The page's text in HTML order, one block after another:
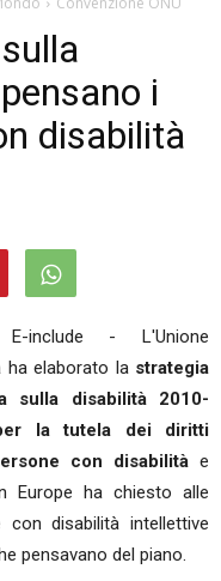
i
disabilità
E-include - L'Unione
ha elaborato la strategia
sulla disabilità 2010-
la tutela dei diritti
con disabilità e
Europe ha chiesto alle
con disabilità intellettive
pensavano del piano.